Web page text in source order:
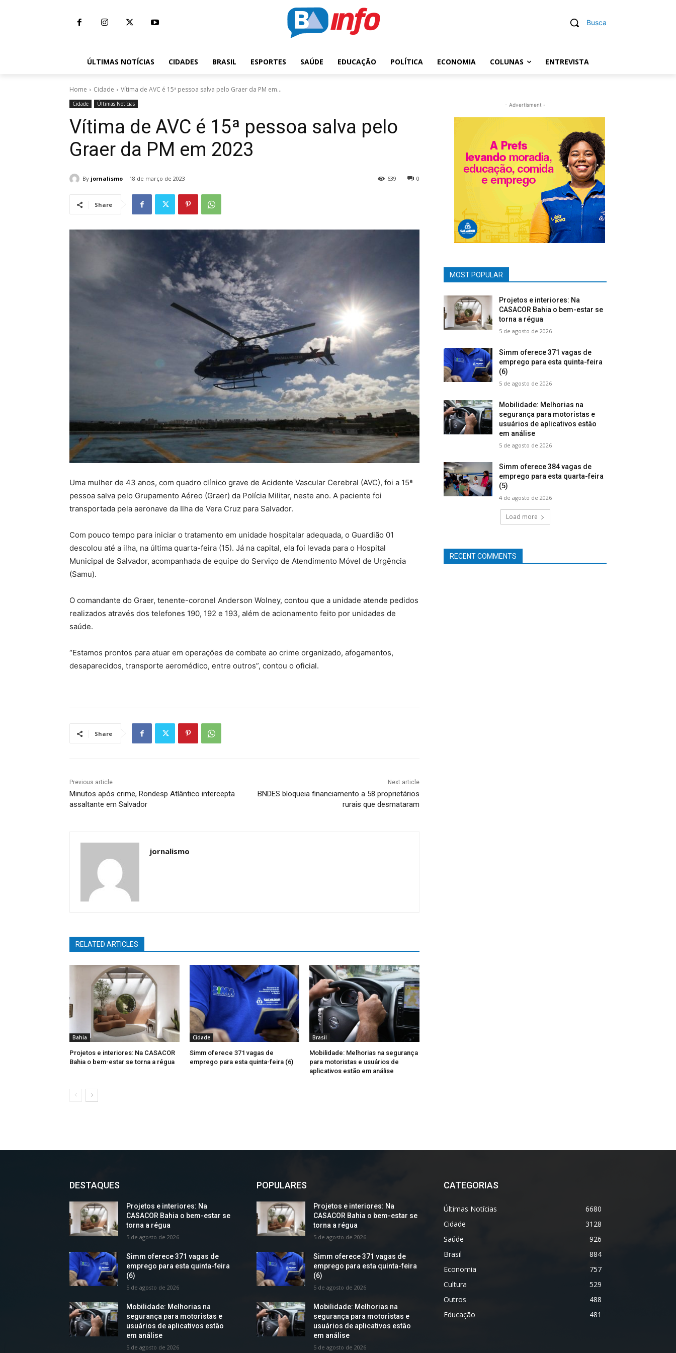
Busca
ÚLTIMAS NOTÍCIAS CIDADES BRASIL ESPORTES SAÚDE EDUCAÇÃO POLÍTICA ECONOMIA COLUNAS ENTREVISTA
Home Cidade Vítima de AVC é 15ª pessoa salva pelo Graer da PM em...
Cidade Últimas Notícias
Vítima de AVC é 15ª pessoa salva pelo
Graer da PM em 2023
By jornalismo 18 de março de 2023 0
639
Share
Uma mulher de 43 anos, com quadro clínico grave de Acidente Vascular Cerebral (AVC), foi a 15ª
pessoa salva pelo Grupamento Aéreo (Graer) da Polícia Militar, neste ano. A paciente foi
transportada pela aeronave da Ilha de Vera Cruz para Salvador.
Com pouco tempo para iniciar o tratamento em unidade hospitalar adequada, o Guardião 01
descolou até a ilha, na última quarta-feira (15). Já na capital, ela foi levada para o Hospital
Municipal de Salvador, acompanhada de equipe do Serviço de Atendimento Móvel de Urgência
(Samu).
O comandante do Graer, tenente-coronel Anderson Wolney, contou que a unidade atende pedidos
realizados através dos telefones 190, 192 e 193, além de acionamento feito por unidades de
saúde.
“Estamos prontos para atuar em operações de combate ao crime organizado, afogamentos,
desaparecidos, transporte aeromédico, entre outros”, contou o oficial.
Share
Previous article
Minutos após crime, Rondesp Atlântico intercepta
assaltante em Salvador
Next article
BNDES bloqueia financiamento a 58 proprietários
rurais que desmataram
jornalismo
RELATED ARTICLES
Bahia
Projetos e interiores: Na CASACOR
Bahia o bem-estar se torna a régua
Cidade
Simm oferece 371 vagas de
emprego para esta quinta-feira (6)
Brasil
Mobilidade: Melhorias na segurança
para motoristas e usuários de
aplicativos estão em análise
- Advertisment -
MOST POPULAR
Projetos e interiores: Na
CASACOR Bahia o bem-estar se
torna a régua
5 de agosto de 2026
Simm oferece 371 vagas de
emprego para esta quinta-feira
(6)
5 de agosto de 2026
Mobilidade: Melhorias na
segurança para motoristas e
usuários de aplicativos estão
em análise
5 de agosto de 2026
Simm oferece 384 vagas de
emprego para esta quarta-feira
(5)
4 de agosto de 2026
Load more
RECENT COMMENTS
DESTAQUES
Projetos e interiores: Na
CASACOR Bahia o bem-estar se
torna a régua
5 de agosto de 2026
Simm oferece 371 vagas de
emprego para esta quinta-feira
(6)
5 de agosto de 2026
Mobilidade: Melhorias na
segurança para motoristas e
usuários de aplicativos estão
em análise
5 de agosto de 2026
POPULARES
Projetos e interiores: Na
CASACOR Bahia o bem-estar se
torna a régua
5 de agosto de 2026
Simm oferece 371 vagas de
emprego para esta quinta-feira
(6)
5 de agosto de 2026
Mobilidade: Melhorias na
segurança para motoristas e
usuários de aplicativos estão
em análise
5 de agosto de 2026
CATEGORIAS
Últimas Notícias
6680
Cidade
3128
Saúde
926
Brasil
884
Economia
757
Cultura
529
Outros
488
Educação
481